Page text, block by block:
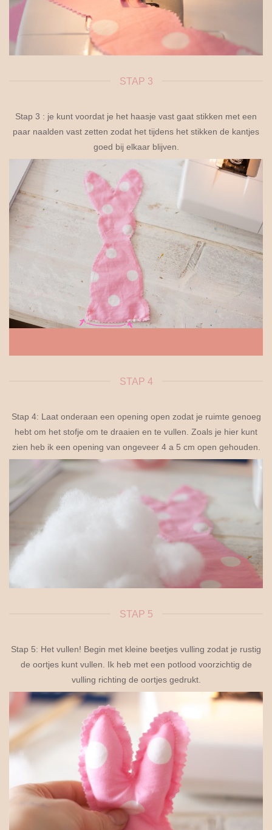
STAP 3
Stap 3 : je kunt voordat je het haasje vast gaat stikken met een
paar naalden vast zetten zodat het tijdens het stikken de kantjes
goed bij elkaar blijven.
STAP 4
Stap 4: Laat onderaan een opening open zodat je ruimte genoeg
hebt om het stofje om te draaien en te vullen. Zoals je hier kunt
zien heb ik een opening van ongeveer 4 a 5 cm open gehouden.
STAP 5
Stap 5: Het vullen! Begin met kleine beetjes vulling zodat je rustig
de oortjes kunt vullen. Ik heb met een potlood voorzichtig de
vulling richting de oortjes gedrukt.